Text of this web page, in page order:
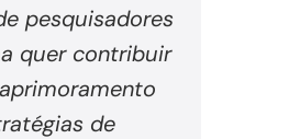
pesquisadores
quer contribuir
de